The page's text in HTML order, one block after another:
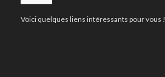
Voici quelques liens intéressants pour vous !